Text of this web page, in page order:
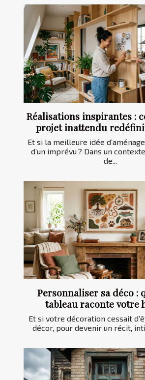
Réalisations inspirantes :
projet inattendu
Et si la meilleure idée
d’un imprévu ? Dans un
de...
Personnaliser sa déco :
tableau raconte votre
Et si votre décoration cessait
décor, pour devenir un récit,